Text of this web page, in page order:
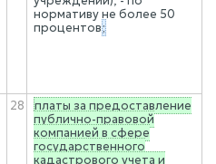
нормативу не более 50
процентов;
28
платы за предоставление
публично-правовой
компанией в сфере
государственного
кадастрового учета и